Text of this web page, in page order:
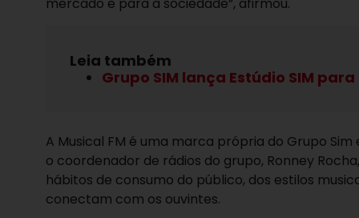
mercado e para a sociedade”, afirmou.
Leia também
Grupo SIM lança Estúdio SIM
A Musical FM é uma marca própria do Grupo
o coordenador de rádios do grupo, Ronney
hábitos de consumo do público, dos estilos
conectam com os ouvintes.